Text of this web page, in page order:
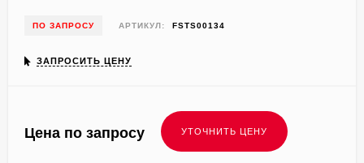
ПО ЗАПРОСУ АРТИКУЛ: FSTS00134
ЗАПРОСИТЬ ЦЕНУ
Цена по запросу